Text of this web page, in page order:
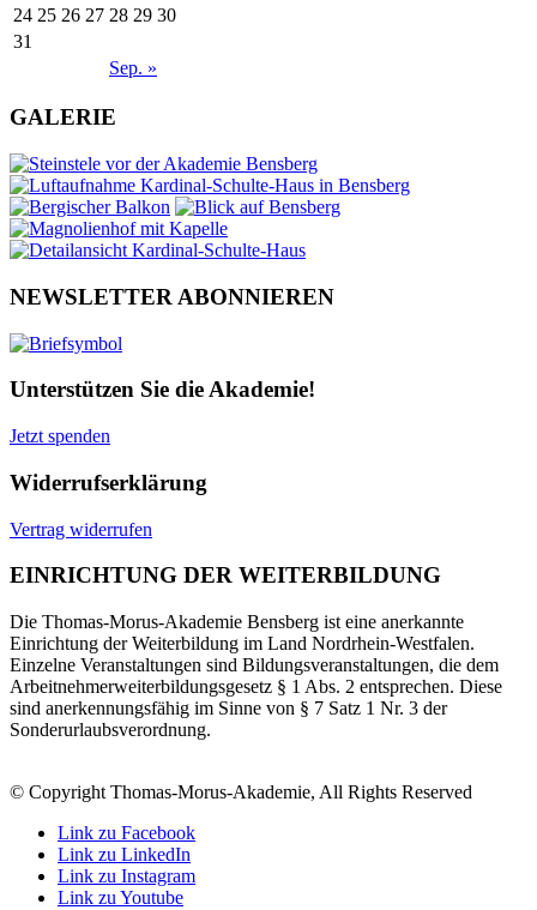
Sep. »
24 25 26 27 28 29 30
31
GALERIE
NEWSLETTER ABONNIEREN
Unterstützen Sie die Akademie!
Jetzt spenden
Widerrufserklärung
Vertrag widerrufen
EINRICHTUNG DER WEITERBILDUNG
Die Thomas-Morus-Akademie Bensberg ist eine anerkannte
Einrichtung der Weiterbildung im Land Nordrhein-Westfalen.
Einzelne Veranstaltungen sind Bildungsveranstaltungen, die dem
Arbeitnehmerweiterbildungsgesetz § 1 Abs. 2 entsprechen. Diese
sind anerkennungsfähig im Sinne von § 7 Satz 1 Nr. 3 der
Sonderurlaubsverordnung.
© Copyright Thomas-Morus-Akademie, All Rights Reserved
Link zu Facebook
Link zu LinkedIn
Link zu Instagram
Link zu Youtube